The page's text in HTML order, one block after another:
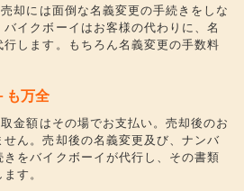
却には面倒な名義変更の手続きをしな
イクボーイはお客様の代わりに、名
します。もちろん名義変更の手数料
も万全
金額はその場でお支払い。売却後のお
せん。売却後の名義変更及び、ナンバ
きをバイクボーイが代行し、その書類
す。